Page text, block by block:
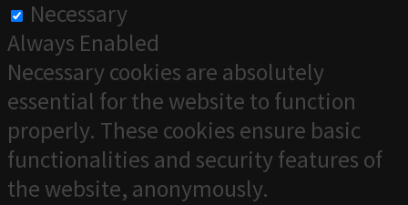
Necessary
Always Enabled
Necessary cookies are absolutely
essential for the website to function
properly. These cookies ensure basic
functionalities and security features of
the website, anonymously.